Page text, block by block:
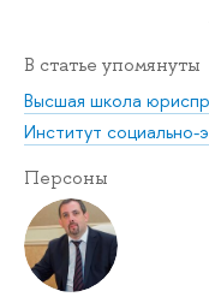
В статье упомянуты
Высшая школа
Институт социально-
Персоны